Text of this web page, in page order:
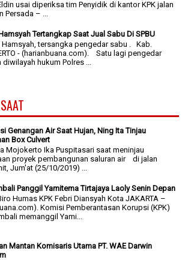
usai diperiksa tim Penyidik di kantor KPK jalan
Persada – ...
Tertangkap Saat Jual Sabu Di SPBU
Hamsyah, tersangka pengedar sabu . Kab.
- (harianbuana.com). Satu lagi pengedar
diwilayah hukum Polres ...
Genangan Air Saat Hujan, Ning Ita Tinjau
Box Culvert
Mojokerto Ika Puspitasari saat meninjau
proyek pembangunan saluran air di jalan
Jum'at (25/10/2019) ...
Panggil Yamitema Tirtajaya Laoly Senin Depan
Humas KPK Febri Diansyah Kota JAKARTA –
Komisi Pemberantasan Korupsi (KPK)
memanggil Yami...
Mantan Komisaris Utama PT. WAE Darwin